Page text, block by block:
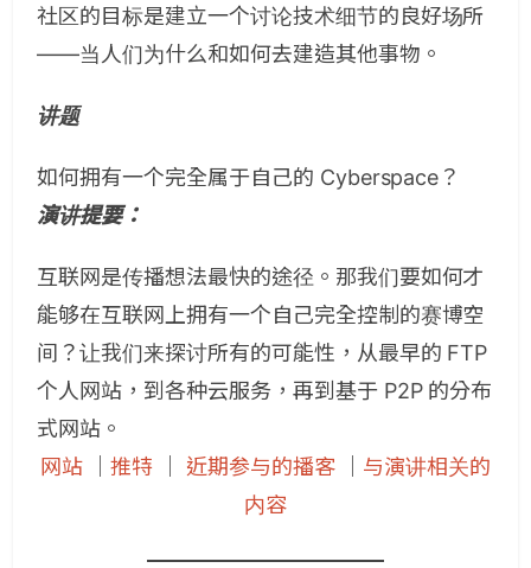
社区的目标是建立一个讨论技术细节的良好场所
——当人们为什么和如何去建造其他事物。
讲题
如何拥有一个完全属于自己的 Cyberspace？
演讲提要：
互联网是传播想法最快的途径。那我们要如何才
能够在互联网上拥有一个自己完全控制的赛博空
间？让我们来探讨所有的可能性，从最早的 FTP
个人网站，到各种云服务，再到基于 P2P 的分布
式网站。
网站 ｜推特 近期参与的播客｜ 与演讲相关的
内容